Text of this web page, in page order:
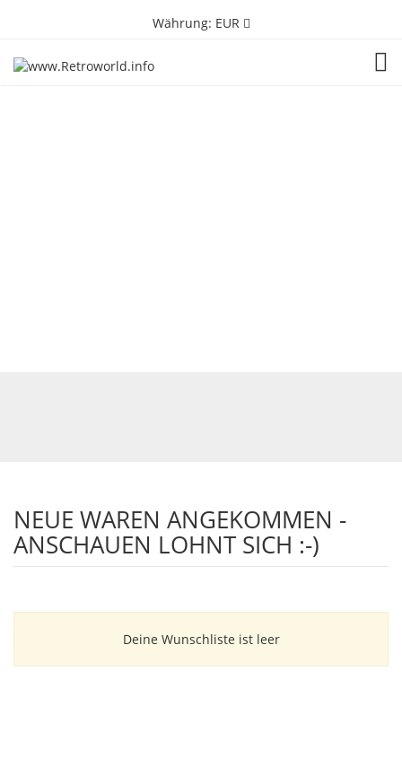
Währung: EUR
NEUE WAREN ANGEKOMMEN -
ANSCHAUEN LOHNT SICH :-)
Deine Wunschliste ist leer